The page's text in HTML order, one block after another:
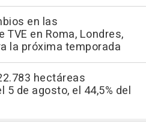
en las
en Roma, Londres,
la próxima temporada
hectáreas
de agosto, el 44,5% del